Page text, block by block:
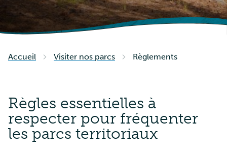
Accueil Visiter nos parcs Règlements
Règles essentielles à
respecter pour fréquenter
les parcs territoriaux